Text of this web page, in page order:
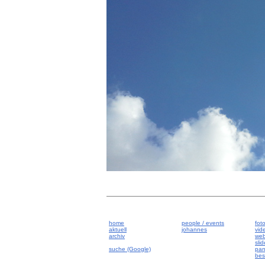
home
aktuell
archiv
suche (Google)
people / events
johannes